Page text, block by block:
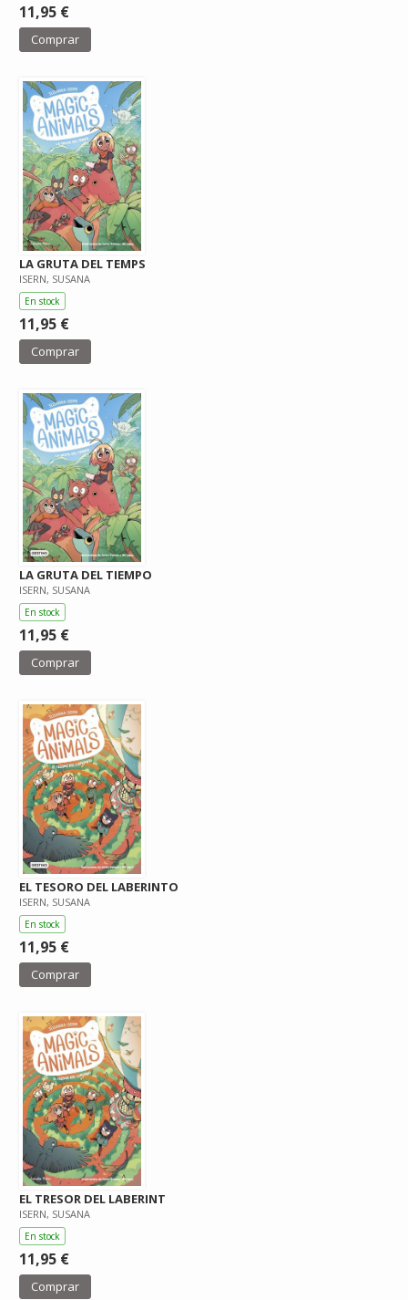
11,95 €
Comprar
LA GRUTA DEL TEMPS
ISERN, SUSANA
En stock
11,95 €
Comprar
LA GRUTA DEL TIEMPO
ISERN, SUSANA
En stock
11,95 €
Comprar
EL TESORO DEL LABERINTO
ISERN, SUSANA
En stock
11,95 €
Comprar
EL TRESOR DEL LABERINT
ISERN, SUSANA
En stock
11,95 €
Comprar